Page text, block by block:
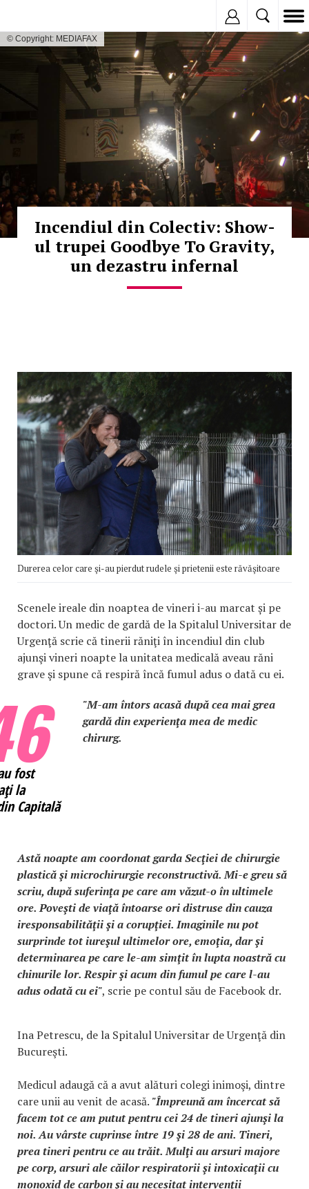
© Copyright: MEDIAFAX
Incendiul din Colectiv: Show-
ul trupei Goodbye To Gravity,
un dezastru infernal
Durerea celor care şi-au pierdut rudele şi prietenii este răvăşitoare
Scenele ireale din noaptea de vineri i-au marcat și pe
doctori. Un medic de gardă de la Spitalul Universitar de
Urgenţă scrie că tinerii răniţi în incendiul din club
ajunşi vineri noapte la unitatea medicală aveau răni
grave şi spune că respiră încă fumul adus o dată cu ei.
fost
la
Capitală
"M-am întors acasă după cea mai grea
gardă din experienţa mea de medic
chirurg.
Astă noapte am coordonat garda Secţiei de chirurgie
plastică şi microchirurgie reconstructivă. Mi-e greu să
scriu, după suferinţa pe care am văzut-o în ultimele
ore. Poveşti de viaţă întoarse ori distruse din cauza
iresponsabilităţii şi a corupţiei. Imaginile nu pot
surprinde tot iureşul ultimelor ore, emoţia, dar şi
determinarea pe care le-am simţit în lupta noastră cu
chinurile lor. Respir şi acum din fumul pe care l-au
adus odată cu ei", scrie pe contul său de Facebook dr.
Ina Petrescu, de la Spitalul Universitar de Urgenţă din
Bucureşti.
Medicul adaugă că a avut alături colegi inimoşi, dintre
care unii au venit de acasă. "Împreună am încercat să
facem tot ce am putut pentru cei 24 de tineri ajunşi la
noi. Au vârste cuprinse între 19 şi 28 de ani. Tineri,
prea tineri pentru ce au trăit. Mulţi au arsuri majore
pe corp, arsuri ale căilor respiratorii şi intoxicaţii cu
monoxid de carbon şi au necesitat intervenţii